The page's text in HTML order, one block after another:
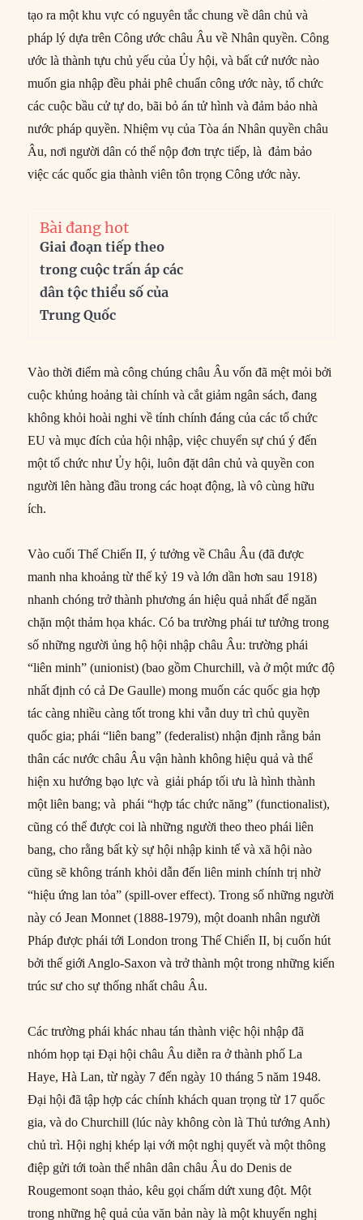
tạo ra một khu vực có nguyên tắc chung về dân chủ và
pháp lý dựa trên Công ước châu Âu về Nhân quyền. Công
ước là thành tựu chủ yếu của Ủy hội, và bất cứ nước nào
muốn gia nhập đều phải phê chuẩn công ước này, tổ chức
các cuộc bầu cử tự do, bãi bỏ án tử hình và đảm bảo nhà
nước pháp quyền. Nhiệm vụ của Tòa án Nhân quyền châu
Âu, nơi người dân có thể nộp đơn trực tiếp, là đảm bảo
việc các quốc gia thành viên tôn trọng Công ước này.
Bài đang hot
Giai đoạn tiếp theo
trong cuộc trấn áp các
dân tộc thiểu số của
Trung Quốc
Vào thời điểm mà công chúng châu Âu vốn đã mệt mỏi bởi
cuộc khủng hoảng tài chính và cắt giảm ngân sách, đang
không khỏi hoài nghi về tính chính đáng của các tổ chức
EU và mục đích của hội nhập, việc chuyển sự chú ý đến
một tổ chức như Ủy hội, luôn đặt dân chủ và quyền con
người lên hàng đầu trong các hoạt động, là vô cùng hữu
ích.
Vào cuối Thế Chiến II, ý tưởng về Châu Âu (đã được
manh nha khoảng từ thế kỷ 19 và lớn dần hơn sau 1918)
nhanh chóng trở thành phương án hiệu quả nhất để ngăn
chặn một thảm họa khác. Có ba trường phái tư tưởng trong
số những người ủng hộ hội nhập châu Âu: trường phái
“liên minh” (unionist) (bao gồm Churchill, và ở một mức độ
nhất định có cả De Gaulle) mong muốn các quốc gia hợp
tác càng nhiều càng tốt trong khi vẫn duy trì chủ quyền
quốc gia; phái “liên bang” (federalist) nhận định rằng bản
thân các nước châu Âu vận hành không hiệu quả và thể
hiện xu hướng bạo lực và giải pháp tối ưu là hình thành
một liên bang; và phái “hợp tác chức năng” (functionalist),
cũng có thể được coi là những người theo theo phái liên
bang, cho rằng bất kỳ sự hội nhập kinh tế và xã hội nào
cũng sẽ không tránh khỏi dẫn đến liên minh chính trị nhờ
“hiệu ứng lan tỏa” (spill-over effect). Trong số những người
này có Jean Monnet (1888-1979), một doanh nhân người
Pháp được phái tới London trong Thế Chiến II, bị cuốn hút
bởi thế giới Anglo-Saxon và trở thành một trong những kiến
​​trúc sư cho sự thống nhất châu Âu.
Các trường phái khác nhau tán thành việc hội nhập đã
nhóm họp tại Đại hội châu Âu diễn ra ở thành phố La
Haye, Hà Lan, từ ngày 7 đến ngày 10 tháng 5 năm 1948.
Đại hội đã tập hợp các chính khách quan trọng từ 17 quốc
gia, và do Churchill (lúc này không còn là Thủ tướng Anh)
chủ trì. Hội nghị khép lại với một nghị quyết và một thông
điệp gửi tới toàn thể nhân dân châu Âu do Denis de
Rougemont soạn thảo, kêu gọi chấm dứt xung đột. Một
trong những hệ quả của văn bản này là một khuyến nghị